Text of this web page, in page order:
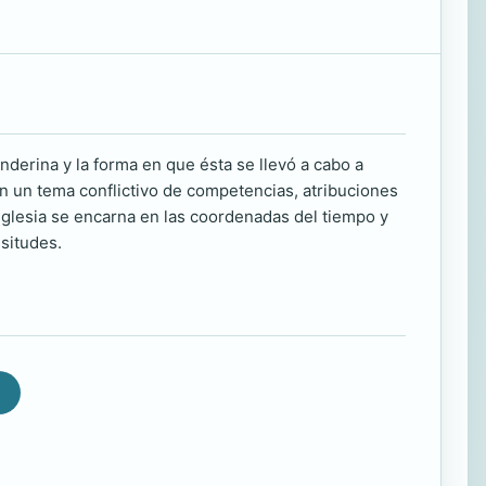
y la forma en que ésta se llevó a cabo a
un tema conflictivo de competencias, atribuciones
se encarna en las coordenadas del tiempo y